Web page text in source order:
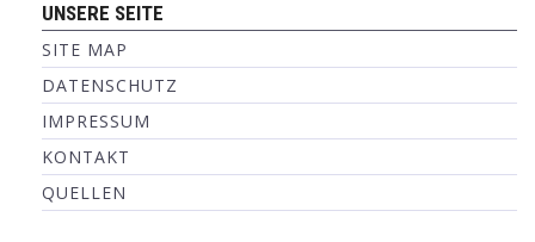
UNSERE SEITE
SITE MAP
DATENSCHUTZ
IMPRESSUM
KONTAKT
QUELLEN